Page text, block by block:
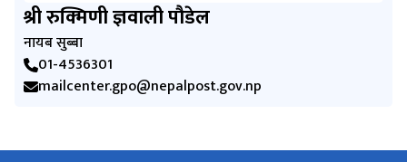
श्री रुक्मिणी ज्ञवाली पौडेल
नायब सुब्बा
01-4536301
mailcenter.gpo@nepalpost.gov.np